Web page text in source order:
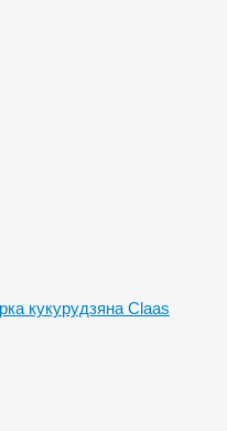
кукурудзяна Claas